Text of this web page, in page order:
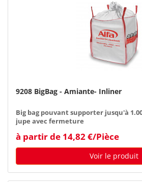
9208 BigBag - Amiante- Inliner
Big bag pouvant supporter jusqu'à
jupe avec fermeture
à partir de 14,82 €/Pièce
Voir le produit